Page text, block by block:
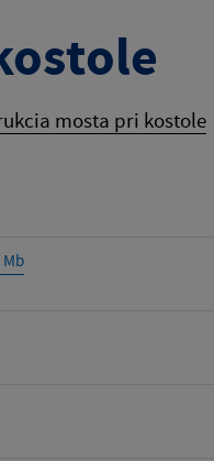
mosta pri kostole